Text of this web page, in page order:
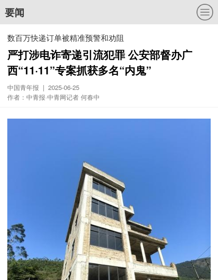
要闻
数百万快递订单被精准预警和劝阻
严打涉电诈寄递引流犯罪 公安部督办广
西“11·11”专案抓获多名“内鬼”
中国青年报 | 2025-06-25
作者：中青报·中青网记者 何春中